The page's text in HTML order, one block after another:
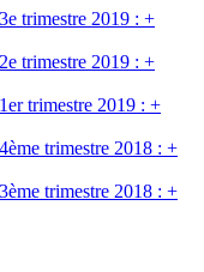
trimestre 2019 : +
trimestre 2019 : +
trimestre 2019 : +
trimestre 2018 : +
trimestre 2018 : +